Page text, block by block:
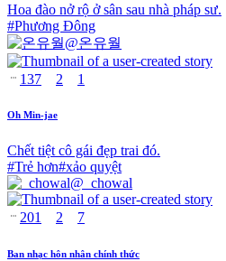
Hoa đào nở rộ ở sân sau nhà pháp sư.
#Phương Đông
@온유월
137 2 1
Oh Min-jae
Chết tiệt cô gái đẹp trai đó.
#Trẻ hơn#xảo quyệt
@ _chowal
201 2 7
Ban nhạc hôn nhân chính thức